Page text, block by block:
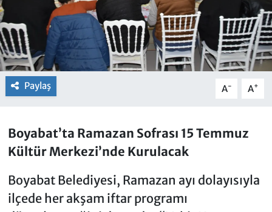
Paylaş A- A+
Boyabat’ta Ramazan Sofrası 15 Temmuz
Kültür Merkezi’nde Kurulacak
Boyabat Belediyesi, Ramazan ayı dolayısıyla
ilçede her akşam iftar programı